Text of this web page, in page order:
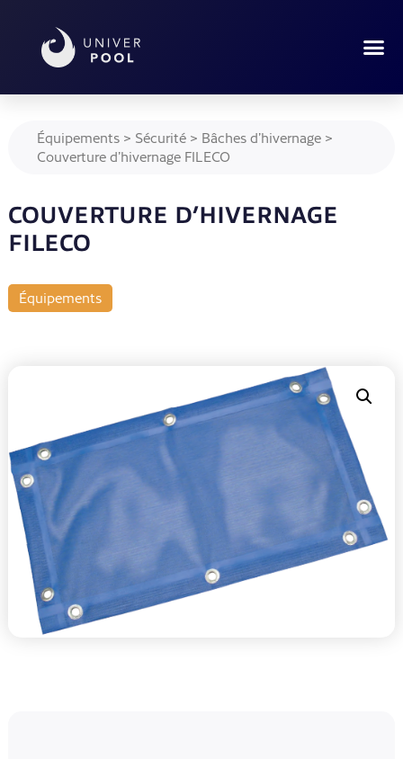
Équipements> Sécurité> Bâches d’hivernage>
Couverture d’hivernage FILECO
COUVERTURE D’HIVERNAGE
FILECO
Équipements